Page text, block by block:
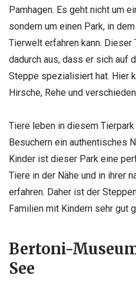
Pamhagen. Es geht nicht um
sondern um einen Park, in
Tierwelt erfahren kann.
dadurch aus, dass er sich auf
Steppe spezialisiert hat. Hier
Hirsche, Rehe und
Tiere leben in diesem
Besuchern ein authentisches
Kinder ist dieser Park eine
Tiere in der Nähe und in ihrer
erfahren. Daher ist der
Familien mit Kindern sehr gut
Bertoni-
See